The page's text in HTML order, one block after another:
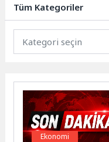
magazin...
Tüm Kategoriler
Ekonomi